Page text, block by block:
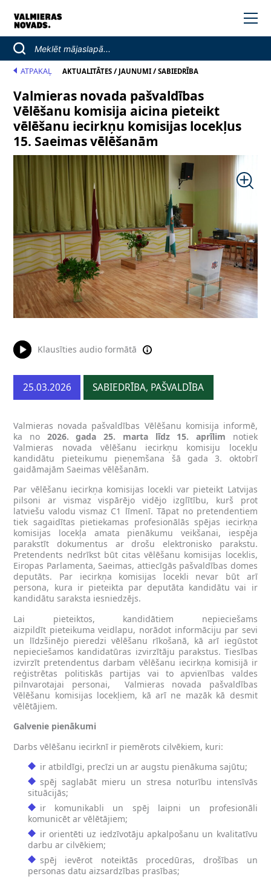
ATPAKAĻ AKTUALITĀTES/ JAUNUMI/ SABIEDRĪBA
Valmieras novada pašvaldības
Vēlēšanu komisija aicina pieteikt
vēlēšanu iecirkņu komisijas locekļus
15. Saeimas vēlēšanām
Klausīties audio formātā
25.03.2026 SABIEDRĪBA, PAŠVALDĪBA
Valmieras novada pašvaldības Vēlēšanu komisija informē,
ka no 2026. gada 25. marta līdz 15. aprīlim notiek
Valmieras novada vēlēšanu iecirkņu komisiju locekļu
kandidātu pieteikumu pieņemšana šā gada 3. oktobrī
gaidāmajām Saeimas vēlēšanām.
Par vēlēšanu iecirkņa komisijas locekli var pieteikt Latvijas
pilsoni ar vismaz vispārējo vidējo izglītību, kurš prot
latviešu valodu vismaz C1 līmenī. Tāpat no pretendentiem
tiek sagaidītas pietiekamas profesionālās spējas iecirkņa
komisijas locekļa amata pienākumu veikšanai, iespēja
parakstīt dokumentus ar drošu elektronisko parakstu.
Pretendents nedrīkst būt citas vēlēšanu komisijas loceklis,
Eiropas Parlamenta, Saeimas, attiecīgās pašvaldības domes
deputāts. Par iecirkņa komisijas locekli nevar būt arī
persona, kura ir pieteikta par deputāta kandidātu vai ir
kandidātu saraksta iesniedzējs.
Lai pieteiktos, kandidātiem nepieciešams
aizpildīt pieteikuma veidlapu, norādot informāciju par sevi
un līdzšinējo pieredzi vēlēšanu rīkošanā, kā arī iegūstot
nepieciešamos kandidatūras izvirzītāju parakstus. Tiesības
izvirzīt pretendentus darbam vēlēšanu iecirkņa komisijā ir
reģistrētas politiskās partijas vai to apvienības valdes
pilnvarotajai personai, Valmieras novada pašvaldības
Vēlēšanu komisijas locekļiem, kā arī ne mazāk kā desmit
vēlētājiem.
Galvenie pienākumi
Darbs vēlēšanu iecirknī ir piemērots cilvēkiem, kuri:
ir atbildīgi, precīzi un ar augstu pienākuma sajūtu;
spēj saglabāt mieru un stresa noturību intensīvās
situācijās;
ir komunikabli un spēj laipni un profesionāli
komunicēt ar vēlētājiem;
ir orientēti uz iedzīvotāju apkalpošanu un kvalitatīvu
darbu ar cilvēkiem;
spēj ievērot noteiktās procedūras, drošības un
personas datu aizsardzības prasības;